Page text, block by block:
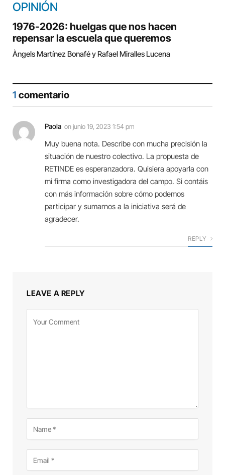
OPINIÓN
1976-2026: huelgas que nos hacen
repensar la escuela que queremos
Àngels Martínez Bonafé y Rafael Miralles Lucena
1 comentario
Paola onjunio 19, 2023 1:54 pm
Muy buena nota. Describe con mucha precisión la
situación de nuestro colectivo. La propuesta de
RETINDE es esperanzadora. Quisiera apoyarla con
mi firma como investigadora del campo. Si contáis
con más información sobre cómo podemos
participar y sumarnos a la iniciativa será de
agradecer.
REPLY
LEAVE A REPLY